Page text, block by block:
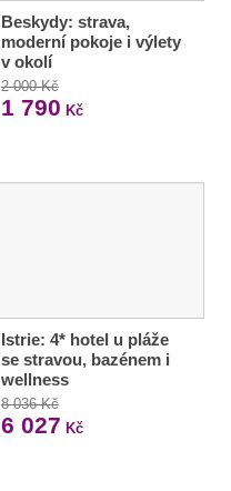
Beskydy: strava,
moderní pokoje i výlety
v okolí
2 000 Kč
1 790 Kč
Istrie: 4* hotel u pláže
se stravou, bazénem i
wellness
8 036 Kč
6 027 Kč